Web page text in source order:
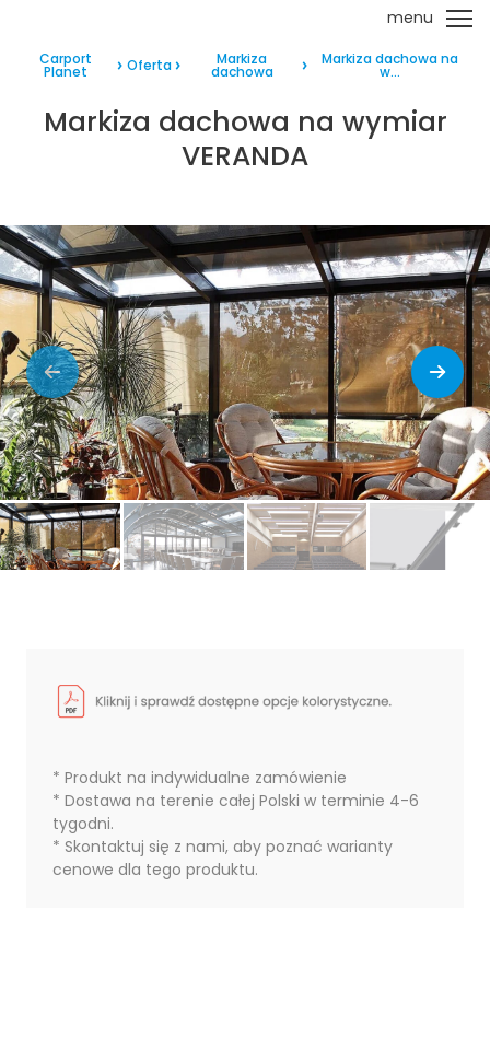
menu
Carport
Planet Oferta Markiza
dachowa
Markiza dachowa na
w...
Markiza dachowa na wymiar
VERANDA
* Produkt na indywidualne zamówienie
* Dostawa na terenie całej Polski w terminie 4-6
tygodni.
* Skontaktuj się z nami, aby poznać warianty
cenowe dla tego produktu.